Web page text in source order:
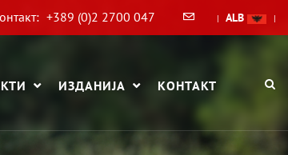
+389 (0)2 2700 047 | ALB |
ИЗДАНИЈА КОНТАКТ